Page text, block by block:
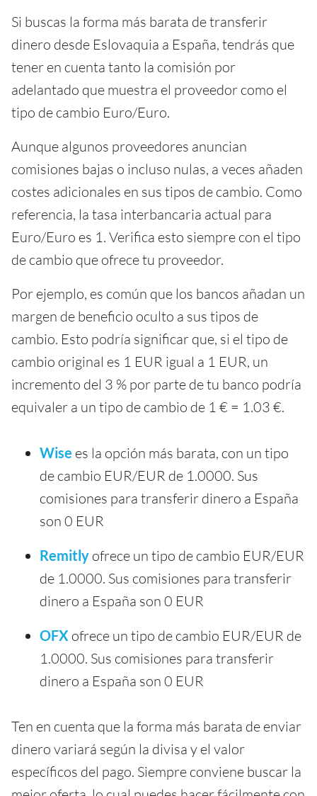
Si buscas la forma más barata de transferir
dinero desde Eslovaquia a España, tendrás que
tener en cuenta tanto la comisión por
adelantado que muestra el proveedor como el
tipo de cambio Euro/Euro.
Aunque algunos proveedores anuncian
comisiones bajas o incluso nulas, a veces añaden
costes adicionales en sus tipos de cambio. Como
referencia, la tasa interbancaria actual para
Euro/Euro es 1. Verifica esto siempre con el tipo
de cambio que ofrece tu proveedor.
Por ejemplo, es común que los bancos añadan un
margen de beneficio oculto a sus tipos de
cambio. Esto podría significar que, si el tipo de
cambio original es 1 EUR igual a 1 EUR, un
incremento del 3 % por parte de tu banco podría
equivaler a un tipo de cambio de 1 € = 1.03 €.
Wise es la opción más barata, con un tipo
de cambio EUR/EUR de 1.0000. Sus
comisiones para transferir dinero a España
son 0 EUR
Remitly ofrece un tipo de cambio EUR/EUR
de 1.0000. Sus comisiones para transferir
dinero a España son 0 EUR
OFX ofrece un tipo de cambio EUR/EUR de
1.0000. Sus comisiones para transferir
dinero a España son 0 EUR
Ten en cuenta que la forma más barata de enviar
dinero variará según la divisa y el valor
específicos del pago. Siempre conviene buscar la